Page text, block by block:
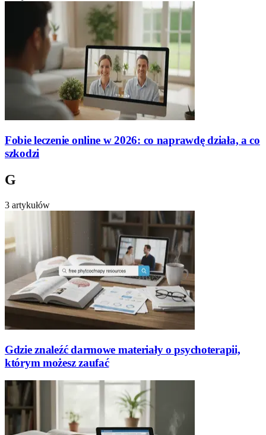
Fobie leczenie online w 2026: co naprawdę działa, a co
szkodzi
G
3 artykułów
Gdzie znaleźć darmowe materiały o psychoterapii,
którym możesz zaufać